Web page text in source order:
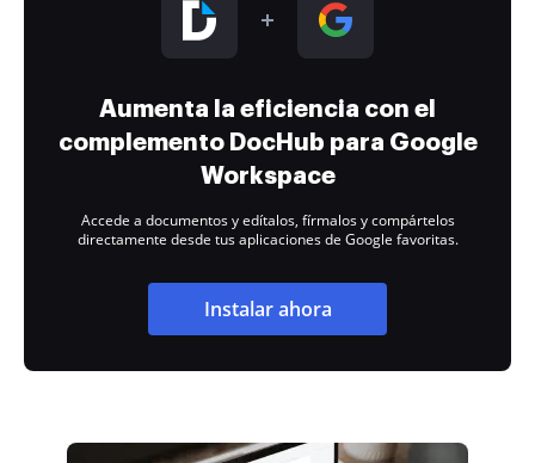
Aumenta la eficiencia con el
complemento DocHub para Google
Workspace
Accede a documentos y edítalos, fírmalos y compártelos
directamente desde tus aplicaciones de Google favoritas.
Instalar ahora